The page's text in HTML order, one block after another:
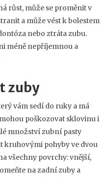
růst, může se proměnit v
a může vést k bolestem
nebo ztráta zubu.
méně nepříjemnou a
zuby
vám sedí do ruky a má
poškozovat sklovinu i
množství zubní pasty
kruhovými pohyby ve dvou
všechny povrchy: vnější,
na zadní zuby a